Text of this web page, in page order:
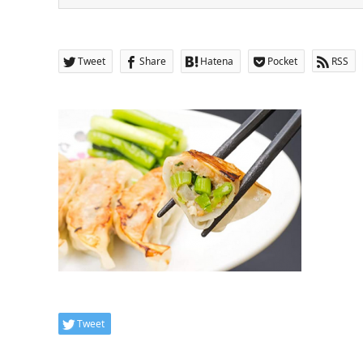
Tweet Share Hatena Pocket RSS
Tweet